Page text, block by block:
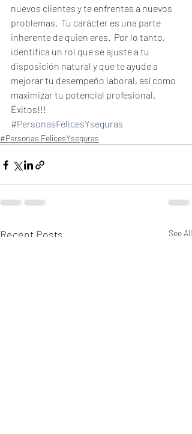
nuevos clientes y te enfrentas a nuevos
problemas.  Tu carácter es una parte
inherente de quien eres.  Por lo tanto,
identifica un rol que se ajuste a tu
disposición natural y que te ayude a
mejorar tu desempeño laboral, así como
maximizar tu potencial profesional.
Éxitos!!!
#PersonasFelicesYseguras
#Personas FelicesYseguras
Recent Posts See All